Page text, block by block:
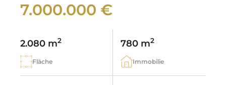
7.000.000 €
2.080 m2
Fläche
780 m2
Immobilie